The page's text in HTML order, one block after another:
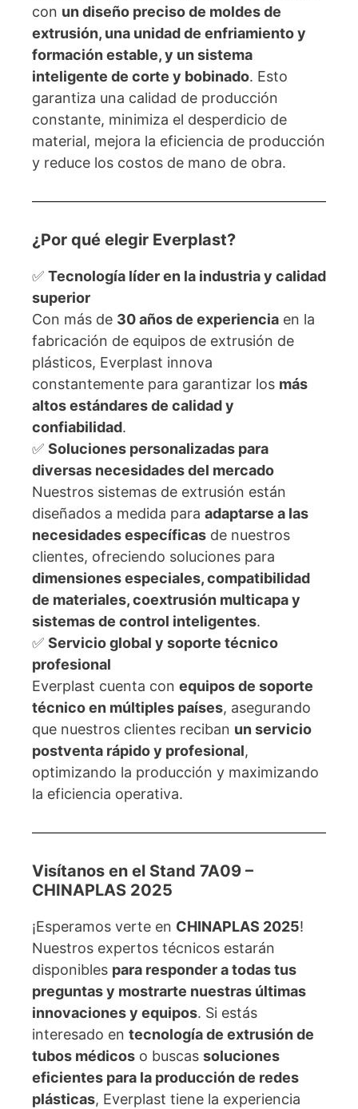
con un diseño preciso de moldes de
extrusión, una unidad de enfriamiento y
formación estable, y un sistema
inteligente de corte y bobinado. Esto
garantiza una calidad de producción
constante, minimiza el desperdicio de
material, mejora la eficiencia de producción
y reduce los costos de mano de obra.
¿Por qué elegir Everplast?
✅ Tecnología líder en la industria y calidad
superior
Con más de 30 años de experiencia en la
fabricación de equipos de extrusión de
plásticos, Everplast innova
constantemente para garantizar los más
altos estándares de calidad y
confiabilidad.
✅ Soluciones personalizadas para
diversas necesidades del mercado
Nuestros sistemas de extrusión están
diseñados a medida para adaptarse a las
necesidades específicas de nuestros
clientes, ofreciendo soluciones para
dimensiones especiales, compatibilidad
de materiales, coextrusión multicapa y
sistemas de control inteligentes.
✅ Servicio global y soporte técnico
profesional
Everplast cuenta con equipos de soporte
técnico en múltiples países, asegurando
que nuestros clientes reciban un servicio
postventa rápido y profesional,
optimizando la producción y maximizando
la eficiencia operativa.
Visítanos en el Stand 7A09 –
CHINAPLAS 2025
¡Esperamos verte en CHINAPLAS 2025!
Nuestros expertos técnicos estarán
disponibles para responder a todas tus
preguntas y mostrarte nuestras últimas
innovaciones y equipos. Si estás
interesado en tecnología de extrusión de
tubos médicos o buscas soluciones
eficientes para la producción de redes
plásticas, Everplast tiene la experiencia